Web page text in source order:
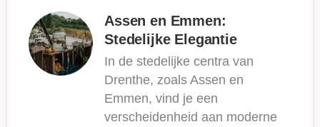
Assen en Emmen:
Stedelijke Elegantie
In de stedelijke centra van
Drenthe, zoals Assen en
Emmen, vind je een
verscheidenheid aan moderne